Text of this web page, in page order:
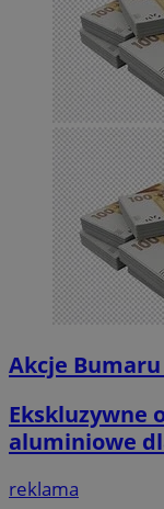
Akcje
Ekskluzywne
aluminiowe
reklama